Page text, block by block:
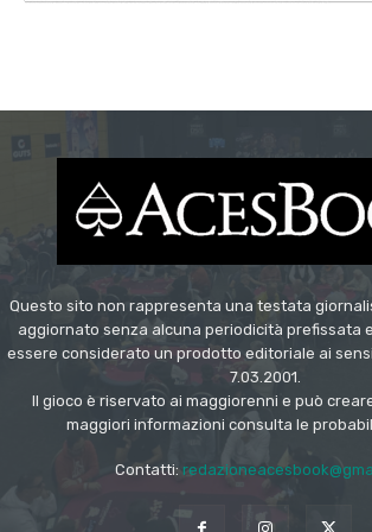
Questo sito non rappresenta una testata
aggiornato senza alcuna periodicità prefissata
essere considerato un prodotto editoriale ai
7.03.2001.
Il gioco è riservato ai maggiorenni e può
maggiori informazioni consulta le
Contatti: